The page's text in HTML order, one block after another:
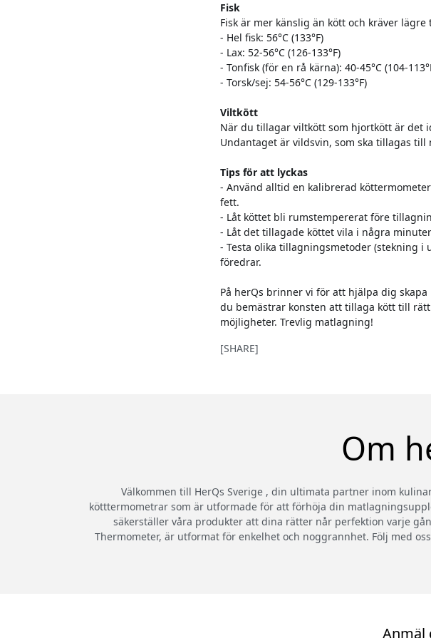
Fisk
Fisk är mer känslig än kött och kräver
- Hel fisk: 56°C (133°F)
- Lax: 52-56°C (126-133°F)
- Tonfisk (för en rå kärna): 40-45°C (104-
- Torsk/sej: 54-56°C (129-133°F)
Viltkött
När du tillagar viltkött som hjortkött är det
Undantaget är vildsvin, som ska tillagas till
Tips för att lyckas
- Använd alltid en kalibrerad
fett.
- Låt köttet bli rumstempererat före
- Låt det tillagade köttet vila i några
- Testa olika tillagningsmetoder (stekning
föredrar.
På herQs brinner vi för att hjälpa dig
du bemästrar konsten att tillaga kött till
möjligheter. Trevlig matlagning!
[SHARE]
Om
Välkommen till HerQs Sverige , din ultimata partner inom
kötttermometrar som är utformade för att förhöja din
säkerställer våra produkter att dina rätter når perfektion varje
Thermometer, är utformat för enkelhet och noggrannhet. Följ med
Anmäl